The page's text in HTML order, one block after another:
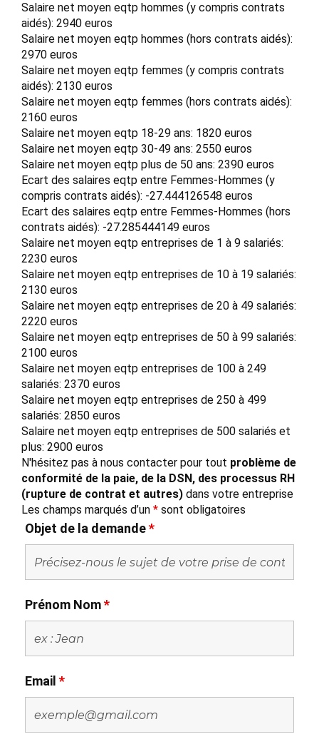
Salaire net moyen eqtp hommes (y compris contrats
aidés): 2940 euros
Salaire net moyen eqtp hommes (hors contrats aidés):
2970 euros
Salaire net moyen eqtp femmes (y compris contrats
aidés): 2130 euros
Salaire net moyen eqtp femmes (hors contrats aidés):
2160 euros
Salaire net moyen eqtp 18-29 ans: 1820 euros
Salaire net moyen eqtp 30-49 ans: 2550 euros
Salaire net moyen eqtp plus de 50 ans: 2390 euros
Ecart des salaires eqtp entre Femmes-Hommes (y
compris contrats aidés): -27.444126548 euros
Ecart des salaires eqtp entre Femmes-Hommes (hors
contrats aidés): -27.285444149 euros
Salaire net moyen eqtp entreprises de 1 à 9 salariés:
2230 euros
Salaire net moyen eqtp entreprises de 10 à 19 salariés:
2130 euros
Salaire net moyen eqtp entreprises de 20 à 49 salariés:
2220 euros
Salaire net moyen eqtp entreprises de 50 à 99 salariés:
2100 euros
Salaire net moyen eqtp entreprises de 100 à 249
salariés: 2370 euros
Salaire net moyen eqtp entreprises de 250 à 499
salariés: 2850 euros
Salaire net moyen eqtp entreprises de 500 salariés et
plus: 2900 euros
N'hésitez pas à nous contacter pour tout problème de
conformité de la paie, de la DSN, des processus RH
(rupture de contrat et autres) dans votre entreprise
Les champs marqués d’un * sont obligatoires
Objet de la demande*
Prénom Nom*
Email *